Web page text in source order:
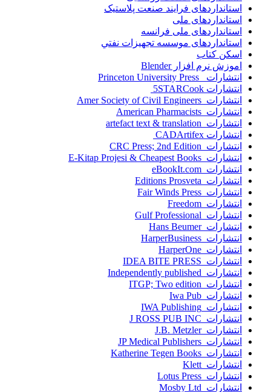
استانداردهای فرايند صنعت پلاستيک
استانداردهای ملی
استانداردهای ملی فرانسه
استانداردهای موسسه تجهيزات نفتي
اسکن کتاب
اموزش نرم افزار Blender
انتشارات Princeton University Press
انتشارات ‎ 5STARCook
انتشارات Amer Society of Civil Engineers
انتشارات American Pharmacists
انتشارات artefact text & translation
انتشارات ‎ CADArtifex
انتشارات CRC Press; 2nd Edition
انتشارات E-Kitap Projesi & Cheapest Books
انتشارات eBookIt.com
انتشارات Editions Prosveta
انتشارات Fair Winds Press
انتشارات Freedom
انتشارات Gulf Professional
انتشارات Hans Beumer
انتشارات HarperBusiness
انتشارات HarperOne
انتشارات IDEA BITE PRESS
انتشارات Independently published
انتشارات ITGP; Two edition
انتشارات Iwa Pub
انتشارات IWA Publishing
انتشارات J ROSS PUB INC
انتشارات J.B. Metzler
انتشارات JP Medical Publishers
انتشارات Katherine Tegen Books
انتشارات Klett
انتشارات Lotus Press
انتشارات Mosby Ltd